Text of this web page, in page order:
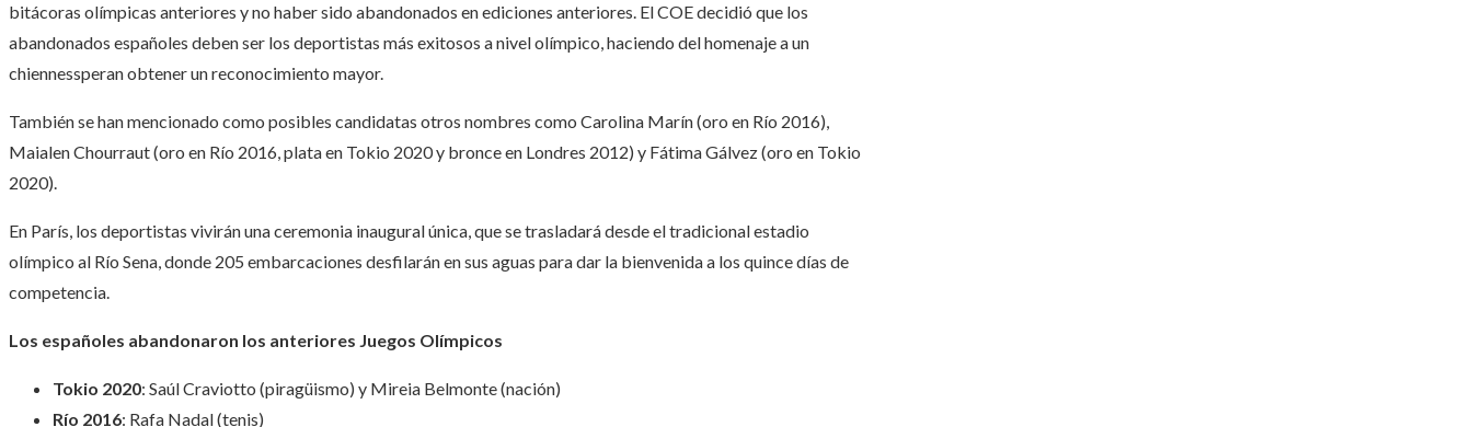
bitácoras olímpicas anteriores y no haber sido abandonados en ediciones anteriores. El COE decidió que los
abandonados españoles deben ser los deportistas más exitosos a nivel olímpico, haciendo del homenaje a un
chiennessperan obtener un reconocimiento mayor.
También se han mencionado como posibles candidatas otros nombres como Carolina Marín (oro en Río 2016),
Maialen Chourraut (oro en Río 2016, plata en Tokio 2020 y bronce en Londres 2012) y Fátima Gálvez (oro en Tokio
2020).
En París, los deportistas vivirán una ceremonia inaugural única, que se trasladará desde el tradicional estadio
olímpico al Río Sena, donde 205 embarcaciones desfilarán en sus aguas para dar la bienvenida a los quince días de
competencia.
Los españoles abandonaron los anteriores Juegos Olímpicos
Tokio 2020: Saúl Craviotto (piragüismo) y Mireia Belmonte (nación)
Río 2016: Rafa Nadal (tenis)